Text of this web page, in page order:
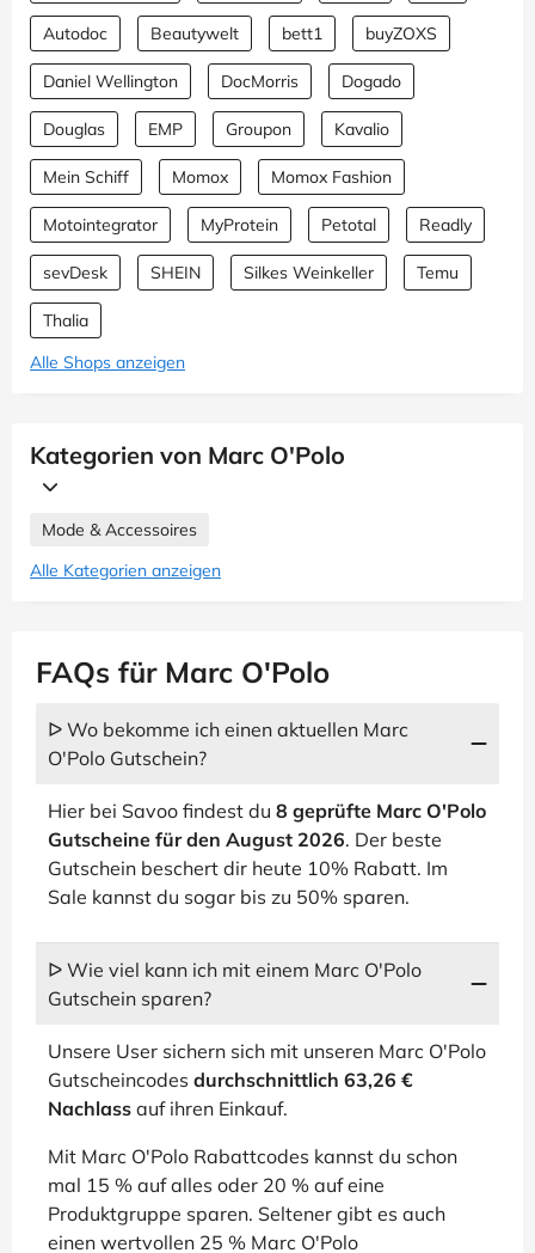
Autodoc Beautywelt bett1 buyZOXS
Daniel Wellington DocMorris Dogado
Douglas EMP Groupon Kavalio
Mein Schiff Momox Momox Fashion
Motointegrator MyProtein Petotal Readly
sevDesk SHEIN Silkes Weinkeller Temu
Thalia
Alle Shops anzeigen
Kategorien von Marc O'Polo
Mode & Accessoires
Alle Kategorien anzeigen
FAQs für Marc O'Polo
ᐅ Wo bekomme ich einen aktuellen Marc
O'Polo Gutschein?
Hier bei Savoo findest du 8 geprüfte Marc O'Polo
Gutscheine für den August 2026. Der beste
Gutschein beschert dir heute 10% Rabatt. Im
Sale kannst du sogar bis zu 50% sparen.
ᐅ Wie viel kann ich mit einem Marc O'Polo
Gutschein sparen?
Unsere User sichern sich mit unseren Marc O'Polo
Gutscheincodes durchschnittlich 63,26 €
Nachlass auf ihren Einkauf.
Mit Marc O'Polo Rabattcodes kannst du schon
mal 15 % auf alles oder 20 % auf eine
Produktgruppe sparen. Seltener gibt es auch
einen wertvollen 25 % Marc O'Polo